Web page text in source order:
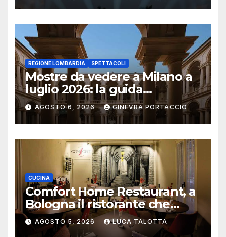
REGIONE LOMBARDIA SPETTACOLI
Mostre da vedere a Milano a
luglio 2026: la guida
aggiornata
AGOSTO 6, 2026 GINEVRA PORTACCIO
CUCINA
Comfort Home Restaurant, a
Bologna il ristorante che
trasforma l’ospitalità in
un’esperienza di casa
AGOSTO 5, 2026 LUCA TALOTTA